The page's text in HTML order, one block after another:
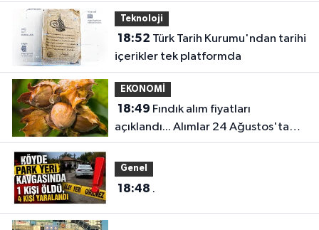
Teknoloji
18:52
içerikler tek platformda
EKONOMİ
18:49
açıklandı... Alımlar 24 Ağustos'ta
başlıyor
Genel
18:48 .